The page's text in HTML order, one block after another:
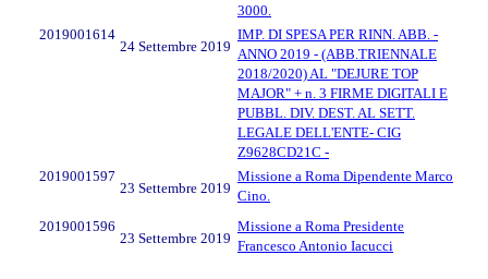
3000.
2019001614
24 Settembre 2019
IMP. DI SPESA PER RINN. ABB. -
ANNO 2019 - (ABB.TRIENNALE
2018/2020) AL "DEJURE TOP
MAJOR" + n. 3 FIRME DIGITALI E
PUBBL. DIV. DEST. AL SETT.
LEGALE DELL'ENTE- CIG
Z9628CD21C -
2019001597
23 Settembre 2019
Missione a Roma Dipendente Marco
Cino.
2019001596
23 Settembre 2019
Missione a Roma Presidente
Francesco Antonio Iacucci